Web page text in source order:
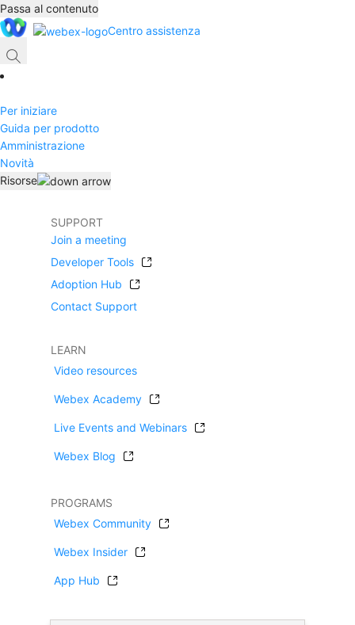
Passa al contenuto
Centro assistenza
Per iniziare
Guida per prodotto
Amministrazione
Novità
Risorse
SUPPORT
Join a meeting
Developer Tools
Adoption Hub
Contact Support
LEARN
Video resources
Webex Academy
Live Events and Webinars
Webex Blog
PROGRAMS
Webex Community
Webex Insider
App Hub